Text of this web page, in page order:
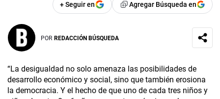
+ Seguir en Agregar Búsqueda en
POR REDACCIÓN BÚSQUEDA
“La desigualdad no solo amenaza las posibilidades de
desarrollo económico y social, sino que también erosiona
la democracia. Y el hecho de que uno de cada tres niños y